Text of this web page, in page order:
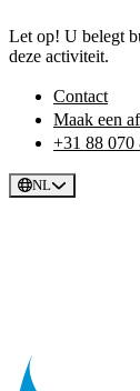
Let op! U belegt
deze activiteit.
Contact
Maak een
+31 88 070
NL